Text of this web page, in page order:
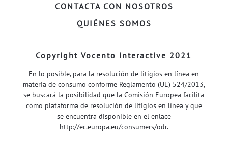
CONTACTA CON NOSOTROS
QUIÉNES SOMOS
Copyright Vocento interactive 2021
En lo posible, para la resolución de litigios en línea en
materia de consumo conforme Reglamento (UE) 524/2013,
se buscará la posibilidad que la Comisión Europea facilita
como plataforma de resolución de litigios en línea y que
se encuentra disponible en el enlace
http://ec.europa.eu/consumers/odr.